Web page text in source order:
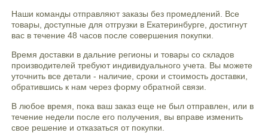
Наши команды отправляют заказы без промедлений. Все
товары, доступные для отгрузки в Екатеринбурге, достигнут
вас в течение 48 часов после совершения покупки.
Время доставки в дальние регионы и товары со складов
производителей требуют индивидуального учета. Вы можете
уточнить все детали - наличие, сроки и стоимость доставки,
обратившись к нам через форму обратной связи.
В любое время, пока ваш заказ еще не был отправлен, или в
течение недели после его получения, вы вправе изменить
свое решение и отказаться от покупки.